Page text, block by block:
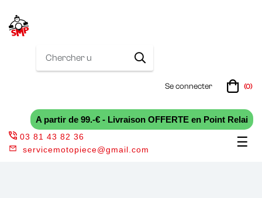
Se connecter (0)
A partir de 99.-€ - Livraison OFFERTE en Point Relai
☰
03 81 43 82 36
servicemotopiece@gmail.com